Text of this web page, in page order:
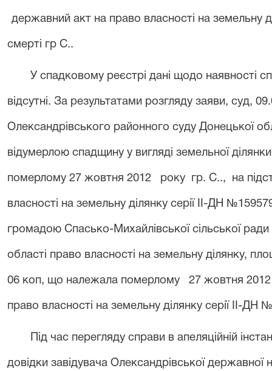
державний акт на право власності на земельну
смерті гр С..
У спадковому реєстрі дані щодо наявності
відсутні. За результатами розгляду заяви, суд,
Олександрівського районного суду Донецької
відумерлою спадщину у вигляді земельної
померлому 27 жовтня 2012 року гр. С.., на
власності на земельну ділянку серії ІІ-ДН
громадою Спасько-Михайлівської сільської
області право власності на земельну ділянку,
06 коп, що належала померлому 27 жовтня 2012
право власності на земельну ділянку серії ІІ-ДН
Під час перегляду справи в апеляційній
довідки завідувача Олександрівської державної